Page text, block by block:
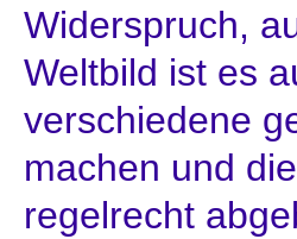
Widerspruch,
Weltbild ist es
verschiedene
machen und
regelrecht